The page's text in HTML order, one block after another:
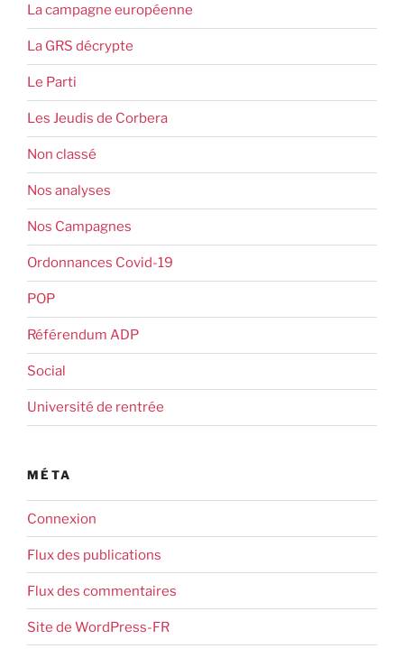
La campagne européenne
La GRS décrypte
Le Parti
Les Jeudis de Corbera
Non classé
Nos analyses
Nos Campagnes
Ordonnances Covid-19
POP
Référendum ADP
Social
Université de rentrée
MÉTA
Connexion
Flux des publications
Flux des commentaires
Site de WordPress-FR